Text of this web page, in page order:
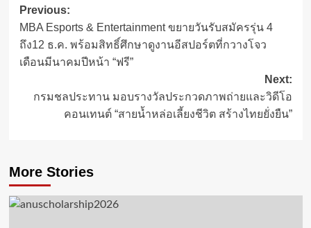
Post
navigation
Previous:
MBA Esports & Entertainment ขยายวันรับสมัครรุ่น 4
ถึง12 ธ.ค. พร้อมสิทธิ์ศึกษาดูงานอีสปอร์ตที่กวางโจว
เดือนมีนาคมปีหน้า “ฟรี”
Next:
กรมชลประทาน มอบรางวัลประกวดภาพถ่ายและวิดีโอ
คอนเทนต์ “สายน้ำหล่อเลี้ยงชีวิต สร้างไทยยั่งยืน”
More Stories